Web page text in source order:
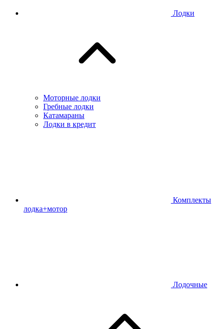
Лодки
Моторные лодки
Гребные лодки
Катамараны
Лодки в кредит
Комплекты
лодка+мотор
Лодочные